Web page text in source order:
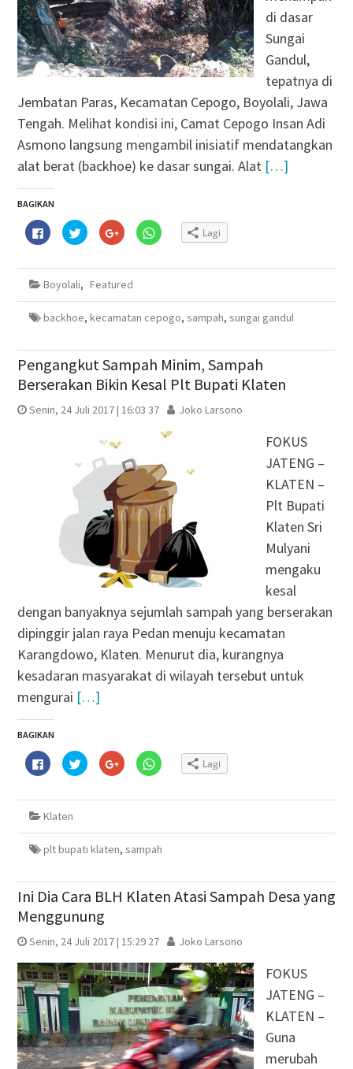
di dasar
Sungai
Gandul,
tepatnya di
Jembatan Paras, Kecamatan Cepogo, Boyolali, Jawa
Tengah. Melihat kondisi ini, Camat Cepogo Insan Adi
Asmono langsung mengambil inisiatif mendatangkan
alat berat (backhoe) ke dasar sungai. Alat […]
BAGIKAN
Klik
untuk
membagikan
Facebook(Membuka
jendela
baru)
Klik
untuk
berbagi
Twitter(Membuka
jendela
baru)
Klik
untuk
berbagi
Google+
di
yang
baru)
Klik
untuk
WhatsApp(Membuka
baru)
Lagi
Boyolali, Featured
backhoe, kecamatan cepogo, sampah, sungai gandul
Pengangkut Sampah Minim, Sampah
Berserakan Bikin Kesal Plt Bupati Klaten
Senin, 24 Juli 2017 | 16:03 37 Joko Larsono
FOKUS
JATENG –
KLATEN –
Plt Bupati
Klaten Sri
Mulyani
mengaku
kesal
dengan banyaknya sejumlah sampah yang berserakan
dipinggir jalan raya Pedan menuju kecamatan
Karangdowo, Klaten. Menurut dia, kurangnya
kesadaran masyarakat di wilayah tersebut untuk
mengurai […]
BAGIKAN
Klik
untuk
membagikan
Facebook(Membuka
jendela
baru)
Klik
untuk
berbagi
Twitter(Membuka
baru)
Klik
untuk
berbagi
Google+
yang
baru)
Klik
untuk
WhatsApp(Membuka
baru)
Lagi
Klaten
plt bupati klaten, sampah
Ini Dia Cara BLH Klaten Atasi Sampah Desa yang
Menggunung
Senin, 24 Juli 2017 | 15:29 27 Joko Larsono
FOKUS
JATENG –
KLATEN –
Guna
merubah